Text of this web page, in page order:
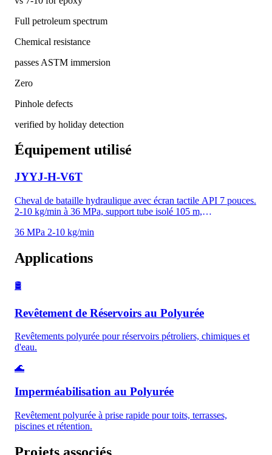
Full petroleum spectrum
Chemical resistance
passes ASTM immersion
Zero
Pinhole defects
verified by holiday detection
Équipement utilisé
JYYJ-H-V6T
Cheval de bataille hydraulique avec écran tactile API 7 pouces.
2-10 kg/min à 36 MPa, support tube isolé 105 m,
besoin d'un contrôle de précision sans prix flagship — le point
36 MPa 2-10 kg/min
Applications
🛢️
Revêtement de Réservoirs au Polyurée
Revêtements polyurée pour réservoirs pétroliers, chimiques et
d'eau.
🌊
Imperméabilisation au Polyurée
Revêtement polyurée à prise rapide pour toits, terrasses,
piscines et rétention.
Projets associés